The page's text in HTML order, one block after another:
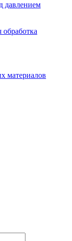
давлением
материалов